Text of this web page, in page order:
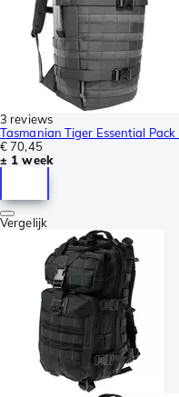
3 reviews
Tasmanian Tiger Essential
€ 70,45
± 1 week
Vergelijk